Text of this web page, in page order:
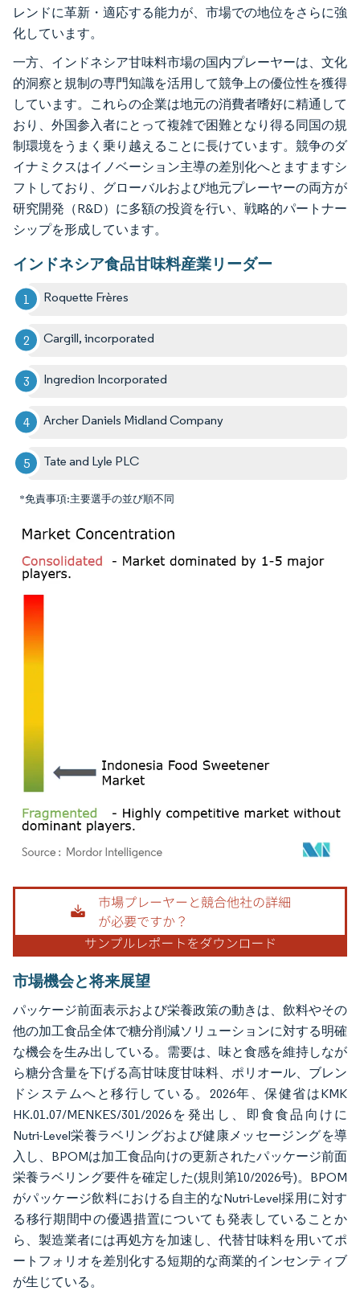
レンドに革新・適応する能力が、市場での地位をさらに強
化しています。
一方、インドネシア甘味料市場の国内プレーヤーは、文化
的洞察と規制の専門知識を活用して競争上の優位性を獲得
しています。これらの企業は地元の消費者嗜好に精通して
おり、外国参入者にとって複雑で困難となり得る同国の規
制環境をうまく乗り越えることに長けています。競争のダ
イナミクスはイノベーション主導の差別化へとますますシ
フトしており、グローバルおよび地元プレーヤーの両方が
研究開発（R&D）に多額の投資を行い、戦略的パートナー
シップを形成しています。
インドネシア食品甘味料産業リーダー
Roquette Frères
Cargill, incorporated
Ingredion Incorporated
Archer Daniels Midland Company
Tate and Lyle PLC
*免責事項:主要選手の並び順不同
画像 © Mordor Intelligence。再利用にはCC BY 4.0の表示が必要です。
市場機会と将来展望
パッケージ前面表示および栄養政策の動きは、飲料やその
他の加工食品全体で糖分削減ソリューションに対する明確
な機会を生み出している。需要は、味と食感を維持しなが
ら糖分含量を下げる高甘味度甘味料、ポリオール、ブレン
ドシステムへと移行している。2026年、保健省はKMK
HK.01.07/MENKES/301/2026を発出し、即食食品向けに
Nutri-Level栄養ラベリングおよび健康メッセージングを導
入し、BPOMは加工食品向けの更新されたパッケージ前面
栄養ラベリング要件を確定した(規則第10/2026号)。BPOM
がパッケージ飲料における自主的なNutri-Level採用に対す
る移行期間中の優遇措置についても発表していることか
ら、製造業者には再処方を加速し、代替甘味料を用いてポ
ートフォリオを差別化する短期的な商業的インセンティブ
が生じている。